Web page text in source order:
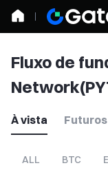
Fluxo de
À vista Futuros
ALL BTC